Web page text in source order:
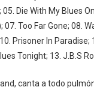
Die With My Blues
07. Too Far Gone; 08.
Prisoner In Paradise;
Tonight; 13. J.B.S
canta a todo